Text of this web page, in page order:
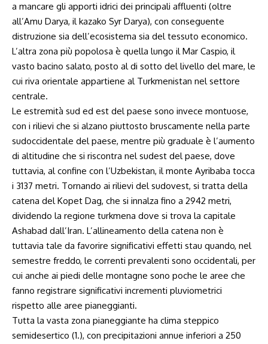
a mancare gli apporti idrici dei principali affluenti (oltre
all’Amu Darya, il kazako Syr Darya), con conseguente
distruzione sia dell’ecosistema sia del tessuto economico.
L’altra zona più popolosa è quella lungo il Mar Caspio, il
vasto bacino salato, posto al di sotto del livello del mare, le
cui riva orientale appartiene al Turkmenistan nel settore
centrale.
Le estremità sud ed est del paese sono invece montuose,
con i rilievi che si alzano piuttosto bruscamente nella parte
sudoccidentale del paese, mentre più graduale è l’aumento
di altitudine che si riscontra nel sudest del paese, dove
tuttavia, al confine con l’Uzbekistan, il monte Ayribaba tocca
i 3137 metri. Tornando ai rilievi del sudovest, si tratta della
catena del Kopet Dag, che si innalza fino a 2942 metri,
dividendo la regione turkmena dove si trova la capitale
Ashabad dall’Iran. L’allineamento della catena non è
tuttavia tale da favorire significativi effetti stau quando, nel
semestre freddo, le correnti prevalenti sono occidentali, per
cui anche ai piedi delle montagne sono poche le aree che
fanno registrare significativi incrementi pluviometrici
rispetto alle aree pianeggianti.
Tutta la vasta zona pianeggiante ha clima steppico
semidesertico (1.), con precipitazioni annue inferiori a 250